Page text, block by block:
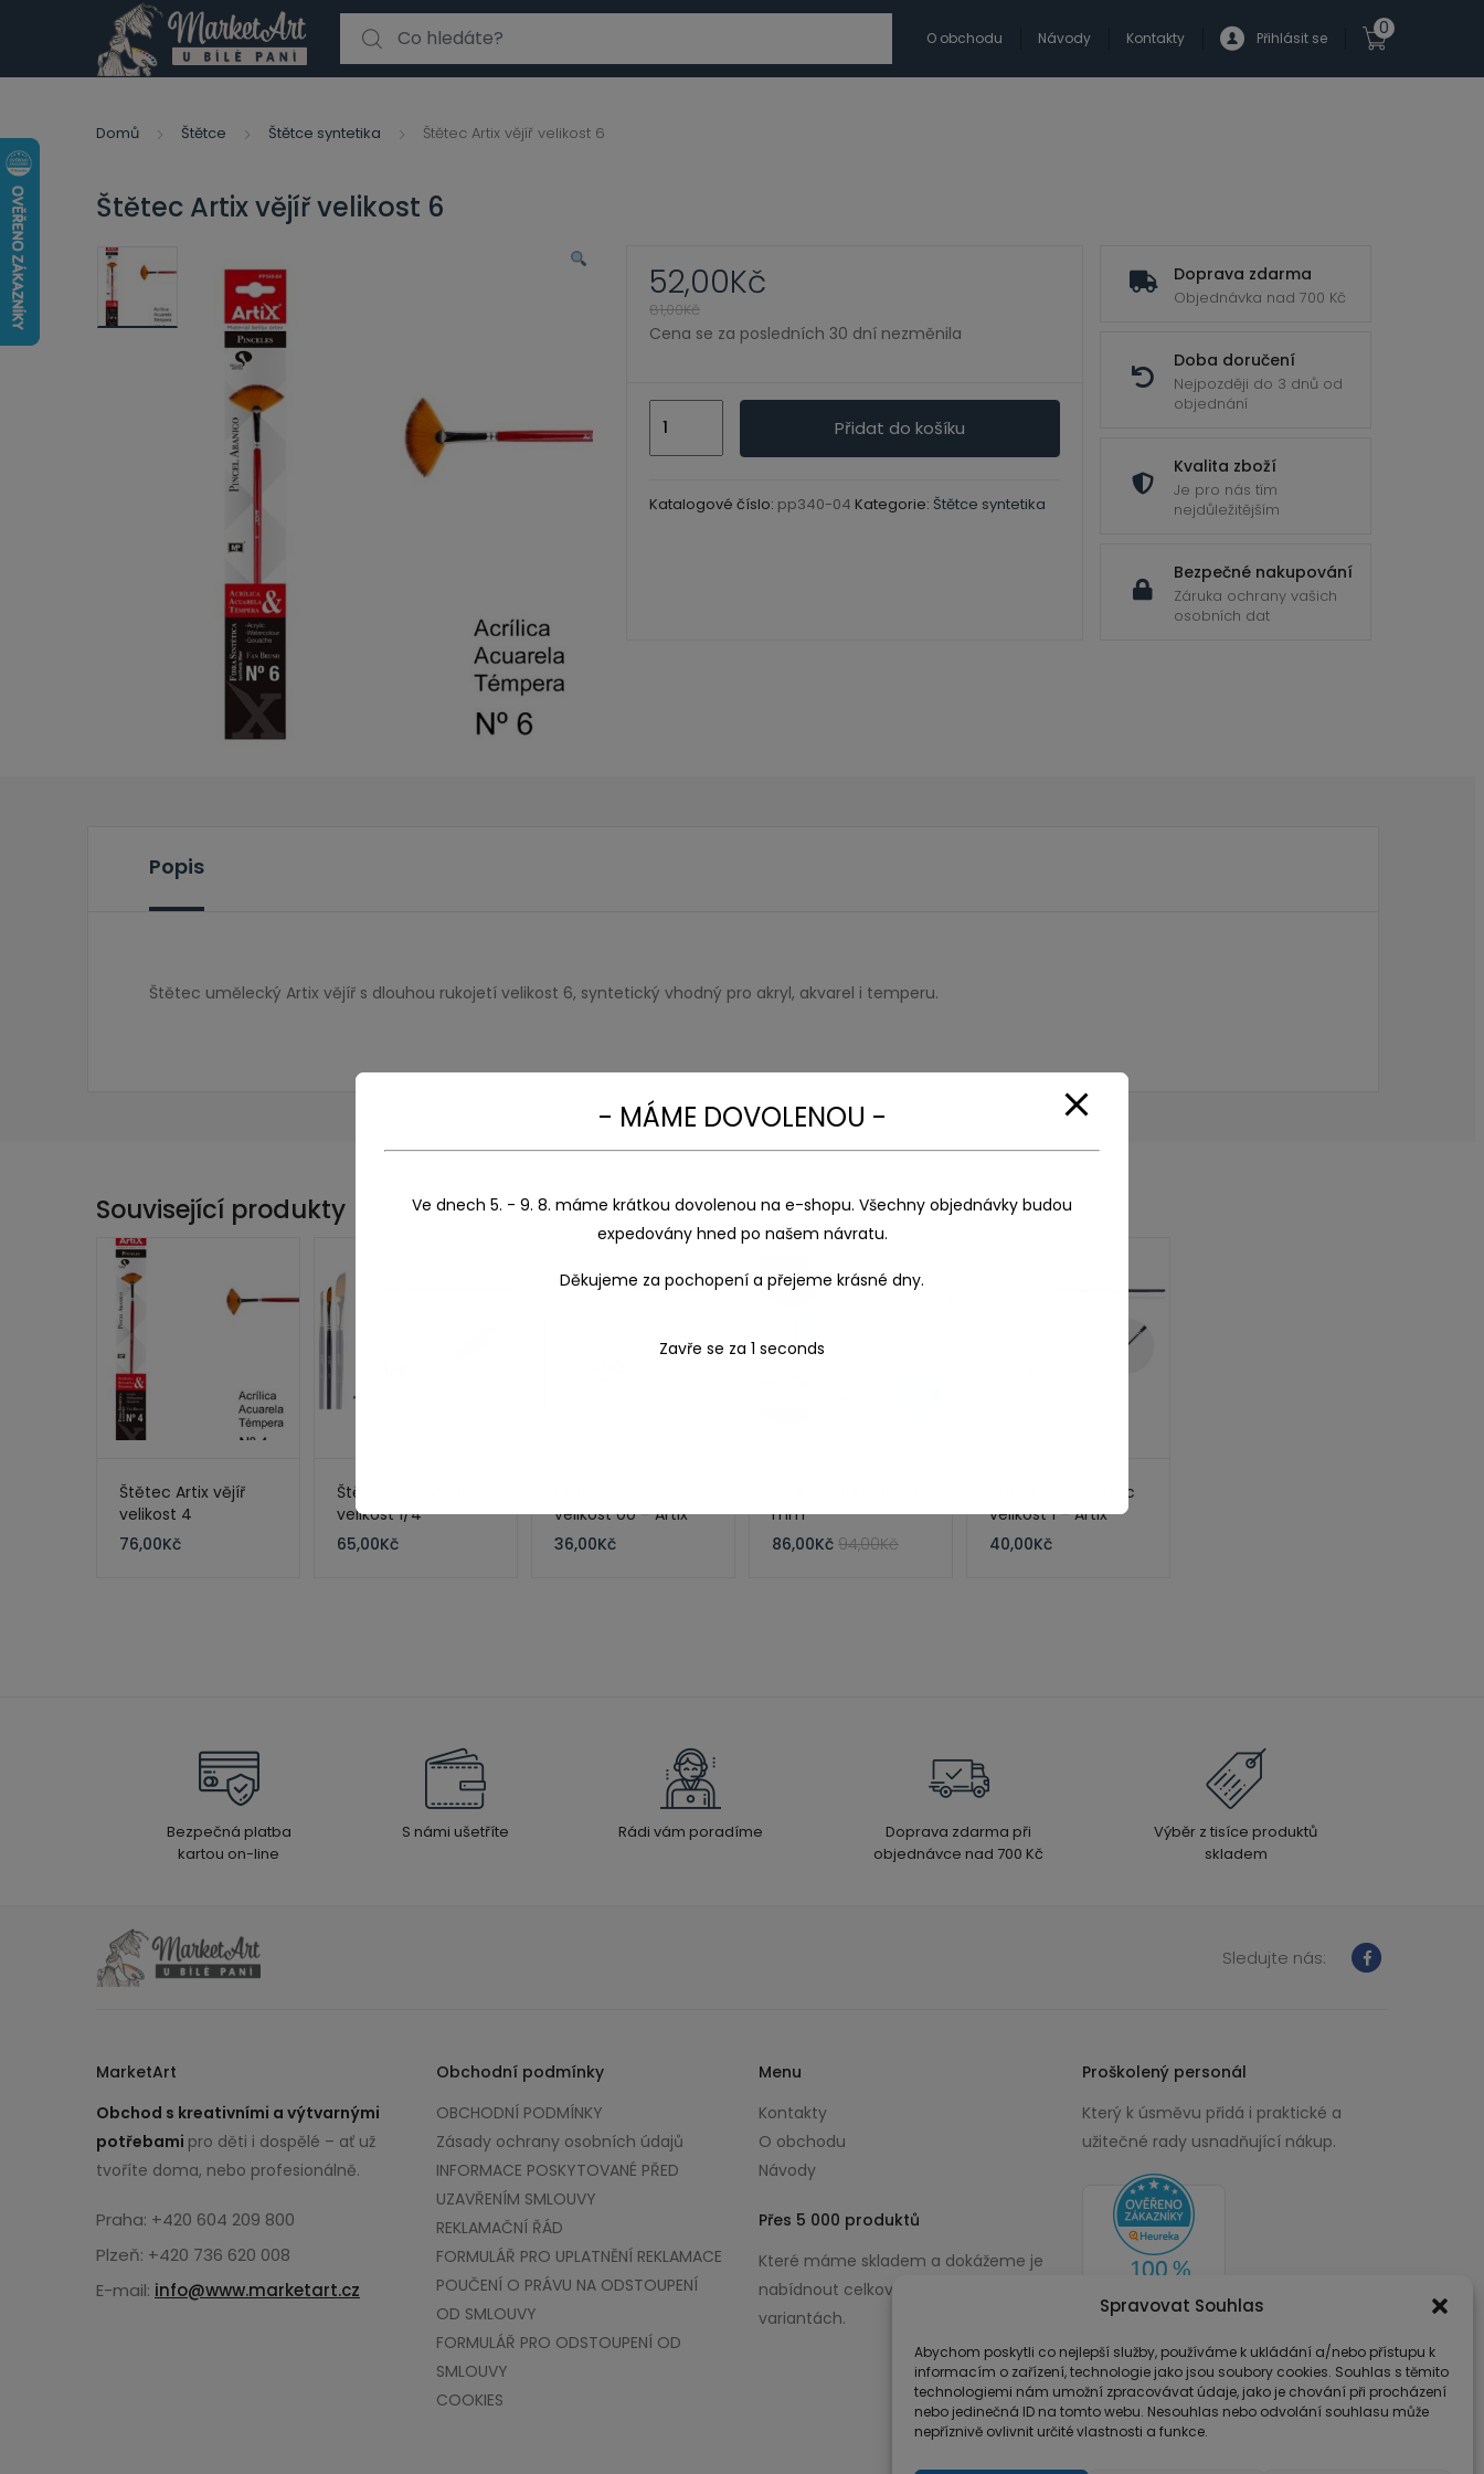
Spravovat Souhlas
Abychom poskytli co nejlepší služby, používáme k ukládání a/nebo přístupu k
informacím o zařízení, technologie jako jsou soubory cookies. Souhlas s těmito
technologiemi nám umožní zpracovávat údaje, jako je chování při procházení
nebo jedinečná ID na tomto webu. Nesouhlas nebo odvolání souhlasu může
nepříznivě ovlivnit určité vlastnosti a funkce.
Search for:
O obchodu Návody Kontakty Přihlásit se 0
Domů Štětce Štětce syntetika Štětec Artix vějíř velikost 6
Štětec Artix vějíř velikost 6
Doprava zdarma
Objednávka nad 700 Kč
Doba doručení
Nejpozději do 3 dnů od
objednání
Kvalita zboží
Je pro nás tím
nejdůležitějším
Bezpečné nakupování
Záruka ochrany vašich
osobních dat
52,00Kč
81,00Kč
Cena se za posledních 30 dní nezměnila
velikost
Přidat do košíku
Katalogové číslo: pp340-04 Kategorie: Štětce syntetika
Popis
Štětec umělecký Artix vějíř s dlouhou rukojetí velikost 6, syntetický vhodný pro akryl, akvarel i temperu.
Související produkty
Štětec Artix vějíř
velikost 4
76,00Kč
Štětec nožový Artix
velikost 1/4
65,00Kč
velikost 00 – Artix
36,00Kč
Sleva!
mm
86,00Kč 94,00Kč
Extra jemný štětec
velikost 1 – Artix
40,00Kč
Bezpečná platba
kartou on-line
S námi ušetříte Rádi vám poradíme
Doprava zdarma při
objednávce nad 700 Kč
Výběr z tisíce produktů
skladem
Sledujte nás:
MarketArt
Obchod s kreativními a výtvarnými
potřebami pro děti i dospělé – ať už
tvoříte doma, nebo profesionálně.
Praha: +420 604 209 800
Plzeň: +420 736 620 008
E-mail: info@www.marketart.cz
Obchodní podmínky
OBCHODNÍ PODMÍNKY
Zásady ochrany osobních údajů
INFORMACE POSKYTOVANÉ PŘED
UZAVŘENÍM SMLOUVY
REKLAMAČNÍ ŘÁD
FORMULÁŘ PRO UPLATNĚNÍ REKLAMACE
POUČENÍ O PRÁVU NA ODSTOUPENÍ
OD SMLOUVY
FORMULÁŘ PRO ODSTOUPENÍ OD
SMLOUVY
COOKIES
Menu
Kontakty
O obchodu
Návody
Přes 5 000 produktů
Které máme skladem a dokážeme je
nabídnout celkově až v 100 000
variantách.
Proškolený personál
Který k úsměvu přidá i praktické a
užitečné rady usnadňující nákup.
modal-check
- MÁME DOVOLENOU -
Ve dnech 5. - 9. 8. máme krátkou dovolenou na e-shopu. Všechny objednávky budou
expedovány hned po našem návratu.
Děkujeme za pochopení a přejeme krásné dny.
Zavře se za 1 seconds